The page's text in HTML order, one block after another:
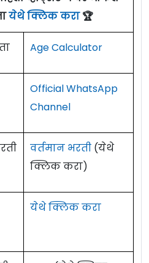
येथे क्लिक करा🏆
Age Calculator
Official WhatsApp
Channel
वर्तमान भरती (येथे
क्लिक करा)
येथे क्लिक करा